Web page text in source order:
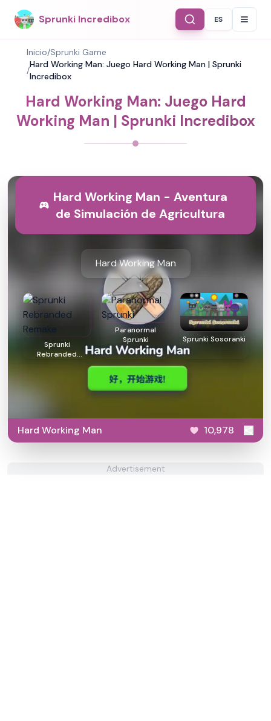
Sprunki Incredibox Select
ES
Inicio/Sprunki Game
/
Hard Working Man: Juego Hard Working Man | Sprunki
Incredibox
Hard Working Man: Juego Hard
Working Man | Sprunki Incredibox
Hard Working Man - Aventura
de Simulación de Agricultura
Hard Working Man
Sprunki
Rebranded
Paranormal
Sprunki
Sprunki Sosoranki
Hard Working Man 10,978
Advertisement